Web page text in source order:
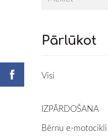
Pārlūkot
Visi
IZPĀRDOŠANA
Bērnu e-motocikli